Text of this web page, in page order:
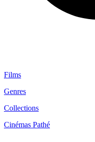
Films
Genres
Collections
Cinémas Pathé